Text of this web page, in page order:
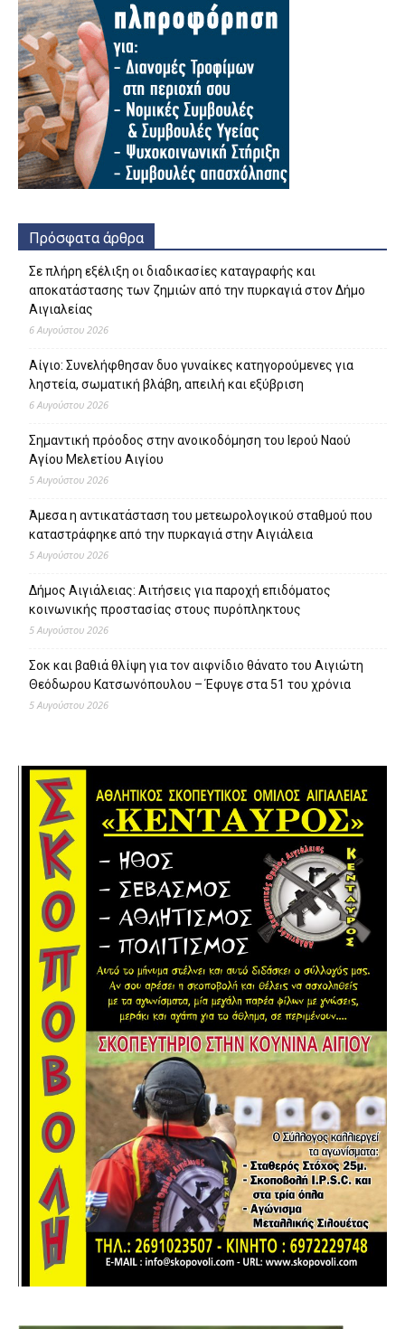
Πρόσφατα άρθρα
Σε πλήρη εξέλιξη οι διαδικασίες καταγραφής και
αποκατάστασης των ζημιών από την πυρκαγιά στον Δήμο
Αιγιαλείας
6 Αυγούστου 2026
Αίγιο: Συνελήφθησαν δυο γυναίκες κατηγορούμενες για
ληστεία, σωματική βλάβη, απειλή και εξύβριση
6 Αυγούστου 2026
Σημαντική πρόοδος στην ανοικοδόμηση του Ιερού Ναού
Αγίου Μελετίου Αιγίου
5 Αυγούστου 2026
Άμεσα η αντικατάσταση του μετεωρολογικού σταθμού που
καταστράφηκε από την πυρκαγιά στην Αιγιάλεια
5 Αυγούστου 2026
Δήμος Αιγιάλειας: Αιτήσεις για παροχή επιδόματος
κοινωνικής προστασίας στους πυρόπληκτους
5 Αυγούστου 2026
Σοκ και βαθιά θλίψη για τον αιφνίδιο θάνατο του Αιγιώτη
Θεόδωρου Κατσωνόπουλου – Έφυγε στα 51 του χρόνια
5 Αυγούστου 2026